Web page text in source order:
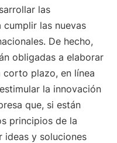
las
cumplir las nuevas
De hecho,
obligadas a elaborar
plazo, en línea
la innovación
que, si están
principios de la
ideas y soluciones